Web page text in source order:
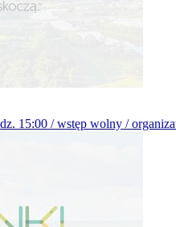
15:00 / wstęp wolny /